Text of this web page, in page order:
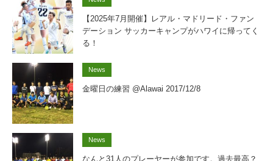
【2025年7月開催】レアル・マドリード・ファン
デーション サッカーキャンプがハワイに帰ってく
る！
News
金曜日の練習 @Alawai 2017/12/8
News
なんと31人のプレーヤーが参加です。過去最高？